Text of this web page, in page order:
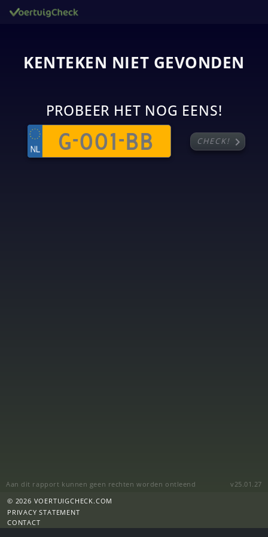
KENTEKEN NIET GEVONDEN
PROBEER HET NOG EENS!
CHECK! chevron_right
Aan dit rapport kunnen geen rechten worden ontleend
v25.01.27
© 2026 VOERTUIGCHECK.COM
PRIVACY STATEMENT
CONTACT